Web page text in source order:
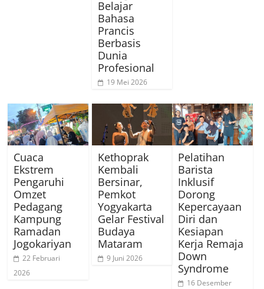
Belajar
Bahasa
Prancis
Berbasis
Dunia
Profesional
19 Mei 2026
Cuaca
Ekstrem
Pengaruhi
Omzet
Pedagang
Kampung
Ramadan
Jogokariyan
22 Februari
2026
Kethoprak
Kembali
Bersinar,
Pemkot
Yogyakarta
Gelar Festival
Budaya
Mataram
9 Juni 2026
Pelatihan
Barista
Inklusif
Dorong
Kepercayaan
Diri dan
Kesiapan
Kerja Remaja
Down
Syndrome
16 Desember